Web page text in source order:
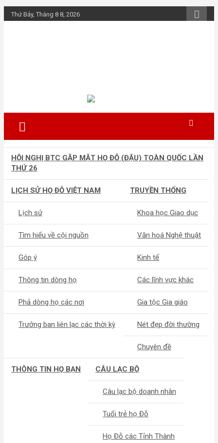
Skip
to
Thứ Bảy, Tháng 8 8, 2026
HỘI NGHỊ BTC GẶP MẶT HỌ ĐỖ (ĐẬU) TOÀN QUỐC LẦN
THỨ 26
LỊCH SỬ HỌ ĐỖ VIỆT NAM
Lịch sử
Tìm hiểu về cội nguồn
Góp ý
Thông tin dòng họ
Phả dòng họ các nơi
Trưởng ban liên lạc các thời kỳ
TRUYỀN THỐNG
Khoa học Giao dục
Văn hoá Nghệ thuật
Kinh tế
Các lĩnh vực khác
Gia tộc Gia giáo
Nét đẹp đời thường
Chuyên đề
THÔNG TIN HỌ BẠN CÂU LẠC BỘ
Câu lạc bộ doanh nhân
Tuổi trẻ họ Đỗ
Họ Đỗ các Tỉnh Thành